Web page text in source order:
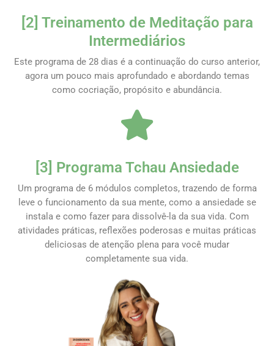
[2] Treinamento de Meditação para
Intermediários
Este programa de 28 dias é a continuação do curso anterior,
agora um pouco mais aprofundado e abordando temas
como cocriação, propósito e abundância.
[3] Programa Tchau Ansiedade
Um programa de 6 módulos completos, trazendo de forma
leve o funcionamento da sua mente, como a ansiedade se
instala e como fazer para dissolvê-la da sua vida. Com
atividades práticas, reflexões poderosas e muitas práticas
deliciosas de atenção plena para você mudar
completamente sua vida.